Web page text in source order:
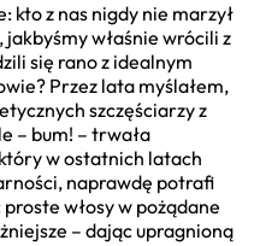
kto z nas nigdy nie marzył
właśnie wrócili z
się rano z idealnym
Przez lata myślałem,
szczęściarzy z
– bum! – trwała
w ostatnich latach
naprawdę potrafi
włosy w pożądane
– dając upragnioną